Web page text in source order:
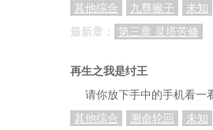
其他综合
九尊猴子
未知
最新章：
第三章 灵塔苦修
再生之我是纣王
请你放下手中的手机看一
其他综合
溯命轮回 未知